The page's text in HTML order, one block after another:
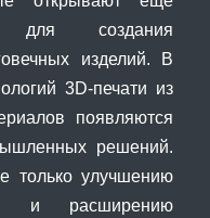
для создания
изделий. В
3D-печати из
появляются
решений.
только улучшению
и расширению